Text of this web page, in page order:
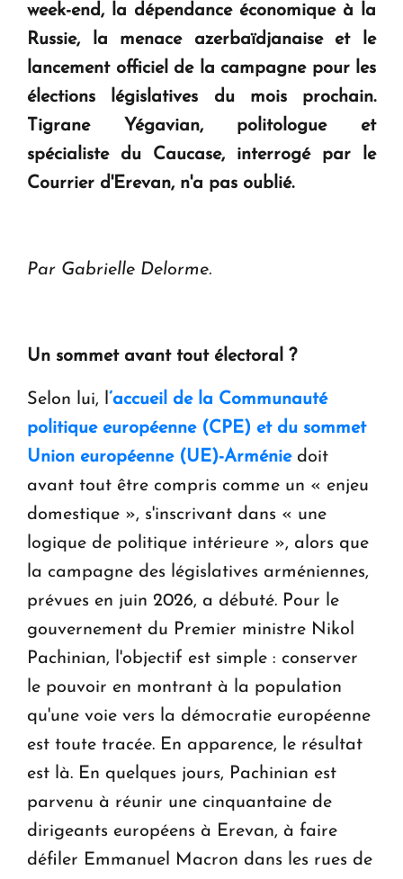
Le premier hôtel Hyatt Regency d'Arménie
ouvrira ses portes à Dilijan
week-end, la dépendance économique à la
Russie, la menace azerbaïdjanaise et le
lancement officiel de la campagne pour les
élections législatives du mois prochain.
Tigrane Yégavian, politologue et
spécialiste du Caucase, interrogé par le
Courrier d'Erevan, n'a pas oublié.
Par Gabrielle Delorme.
Un sommet avant tout électoral ?
Selon lui, l’accueil de la Communauté
politique européenne (CPE) et du sommet
Union européenne (UE)-Arméniedoit
avant tout être compris comme un « enjeu
domestique », s'inscrivant dans « une
logique de politique intérieure », alors que
la campagne des législatives arméniennes,
prévues en juin 2026, a débuté. Pour le
gouvernement du Premier ministre Nikol
Pachinian, l'objectif est simple : conserver
le pouvoir en montrant à la population
qu'une voie vers la démocratie européenne
est toute tracée. En apparence, le résultat
est là. En quelques jours, Pachinian est
parvenu à réunir une cinquantaine de
dirigeants européens à Erevan, à faire
défiler Emmanuel Macron dans les rues de